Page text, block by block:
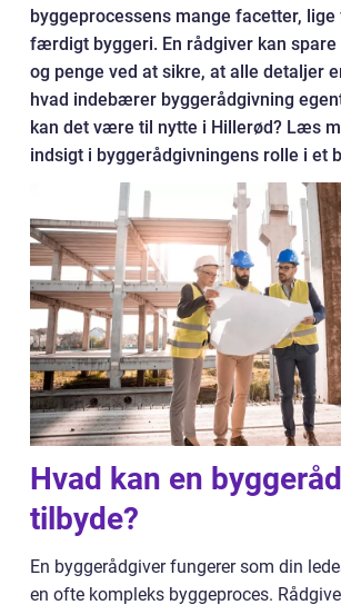
byggeprocessens mange facetter,
færdigt byggeri. En rådgiver kan
og penge ved at sikre, at alle detaljer
hvad indebærer byggerådgivning
kan det være til nytte i Hillerød? Læs
indsigt i byggerådgivningens rolle i et
Hvad kan en
tilbyde?
En byggerådgiver fungerer som din
en ofte kompleks byggeproces.